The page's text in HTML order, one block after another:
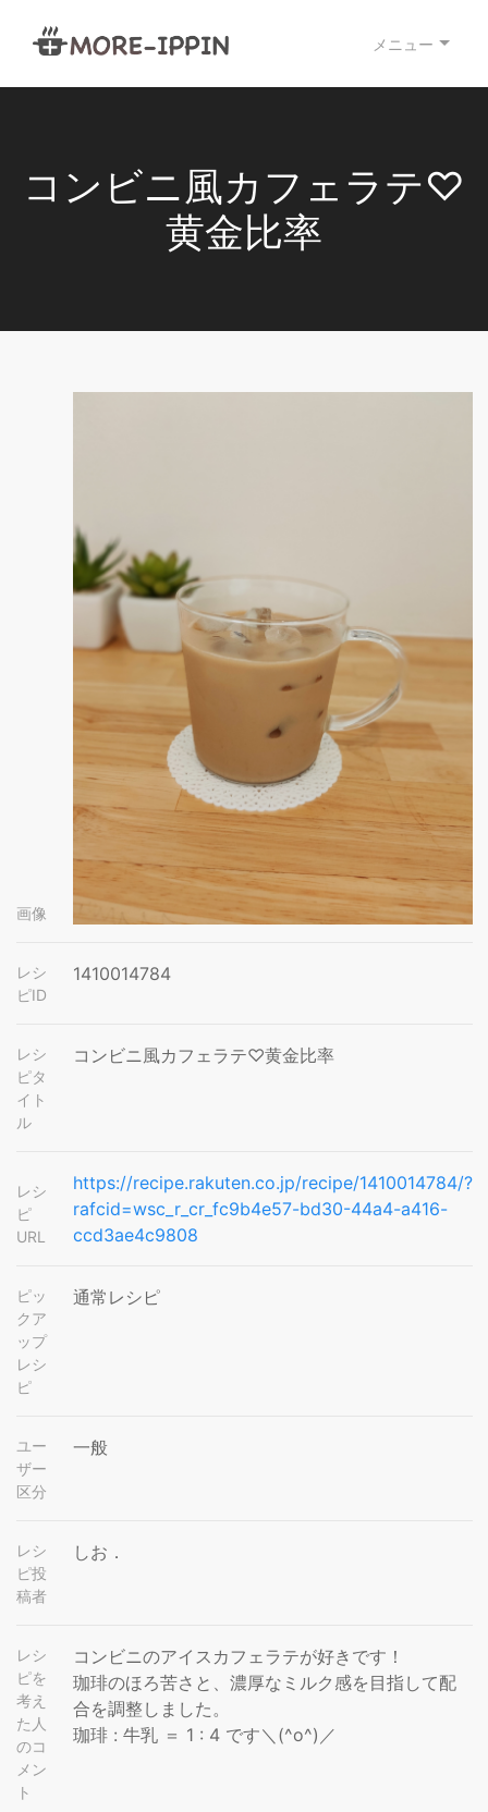
メニュー
コンビニ風カフェラテ♡
黄金比率
画像
レシ
ピID
1410014784
レシ
ピタ
イト
ル
コンビニ風カフェラテ♡黄金比率
レシ
ピ
URL
https://recipe.rakuten.co.jp/recipe/1410014784/?
rafcid=wsc_r_cr_fc9b4e57-bd30-44a4-a416-
ccd3ae4c9808
ピッ
クア
ップ
レシ
ピ
通常レシピ
ユー
ザー
区分
一般
レシ
ピ投
稿者
しお．
レシ
ピを
考え
た人
のコ
メン
ト
コンビニのアイスカフェラテが好きです！
珈琲のほろ苦さと、濃厚なミルク感を目指して配
合を調整しました。
珈琲 : 牛乳 ＝ 1 : 4 です＼(^o^)／